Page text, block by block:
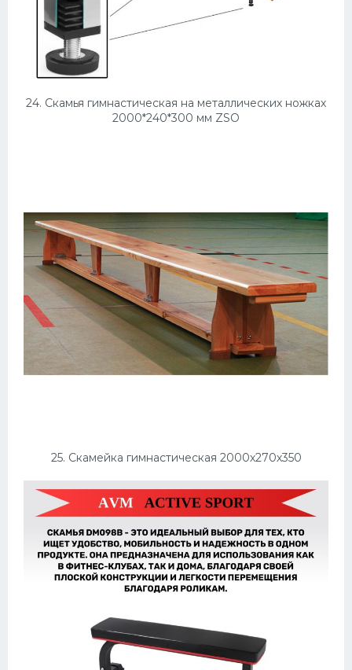
24. Скамья гимнастическая на металлических ножках
2000*240*300 мм ZSO
25. Скамейка гимнастическая 2000х270х350